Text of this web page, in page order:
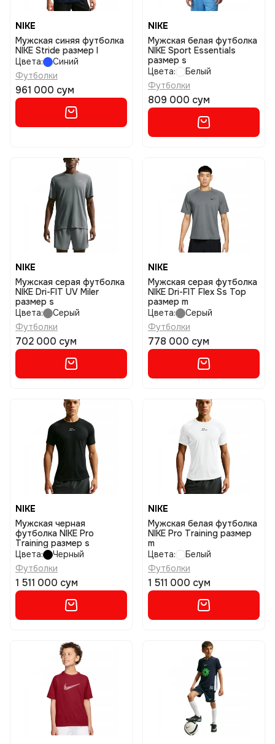
NIKE
Мужская синяя футболка
NIKE Stride размер l
Цвета:
Синий
Футболки
961 000 сум
NIKE
Мужская белая футболка
NIKE Sport Essentials
размер s
Цвета:
Белый
Футболки
809 000 сум
NIKE
Мужская серая футболка
NIKE Dri-FIT UV Miler
размер s
Цвета:
Серый
Футболки
702 000 сум
NIKE
Мужская серая футболка
NIKE Dri-FIT Flex Ss Top
размер m
Цвета:
Серый
Футболки
778 000 сум
NIKE
Мужская черная
футболка NIKE Pro
Training размер s
Цвета:
Черный
Футболки
1 511 000 сум
NIKE
Мужская белая футболка
NIKE Pro Training размер
m
Цвета:
Белый
Футболки
1 511 000 сум